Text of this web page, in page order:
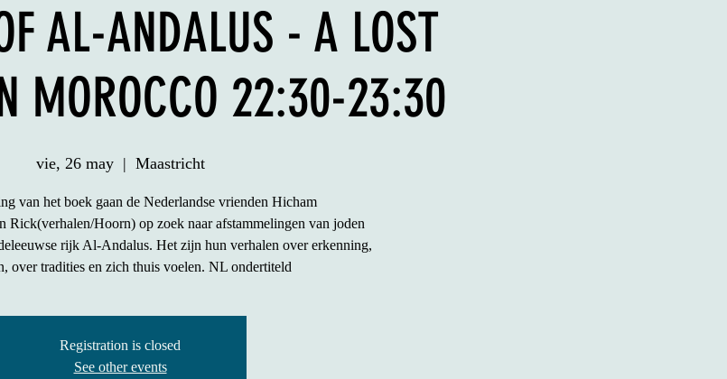
AL-ANDALUS - A LOST
MOROCCO 22:30-23:30
vie, 26 may
  |
Maastricht
van het boek gaan de Nederlandse vrienden Hicham
Rick(verhalen/Hoorn) op zoek naar afstammelingen van joden
rijk Al-Andalus. Het zijn hun verhalen over erkenning,
over tradities en zich thuis voelen. NL ondertiteld
Registration is closed
See other events